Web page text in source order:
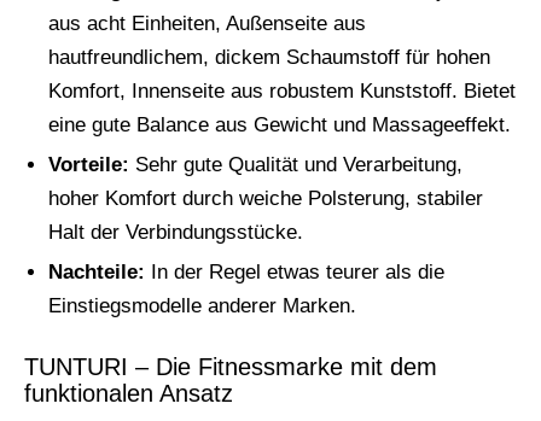
aus acht Einheiten, Außenseite aus
hautfreundlichem, dickem Schaumstoff für hohen
Komfort, Innenseite aus robustem Kunststoff. Bietet
eine gute Balance aus Gewicht und Massageeffekt.
Vorteile: Sehr gute Qualität und Verarbeitung,
hoher Komfort durch weiche Polsterung, stabiler
Halt der Verbindungsstücke.
Nachteile: In der Regel etwas teurer als die
Einstiegsmodelle anderer Marken.
TUNTURI – Die Fitnessmarke mit dem
funktionalen Ansatz